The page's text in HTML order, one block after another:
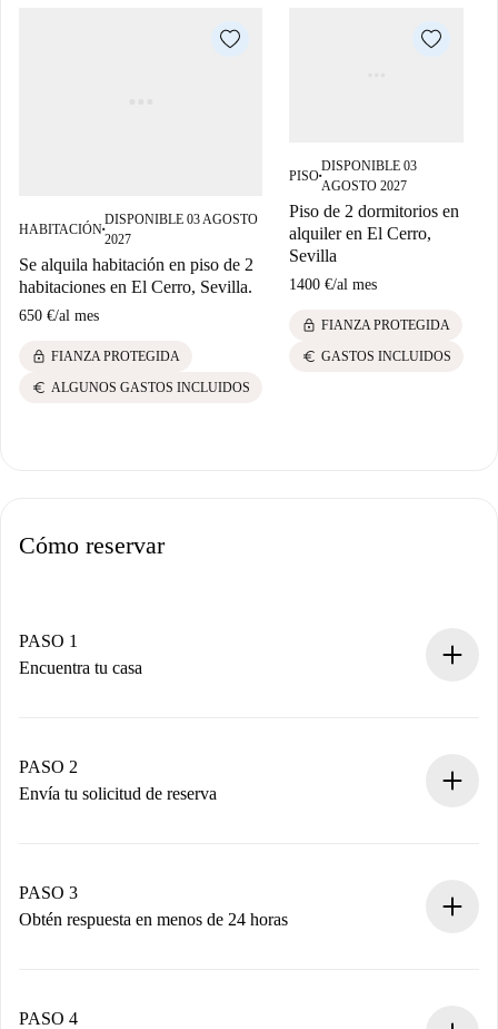
HABITACIÓN■
DISPONIBLE 03 AGOSTO
2027
Se alquila habitación en piso de 2
habitaciones en El Cerro, Sevilla.
650 €/al mes
lock FIANZA PROTEGIDA
euro ALGUNOS GASTOS INCLUIDOS
PISO■
DISPONIBLE 03
AGOSTO 2027
Piso de 2 dormitorios en
alquiler en El Cerro,
Sevilla
1400 €/al mes
lock FIANZA PROTEGIDA
euro GASTOS INCLUIDOS
Cómo reservar
PASO 1
Encuentra tu casa
Tienes toda la información necesaria por adelantado.
PASO 2
Envía tu solicitud de reserva
propietario acepte.
PASO 3
Obtén respuesta en menos de 24 horas
contacto con el propietario.
PASO 4